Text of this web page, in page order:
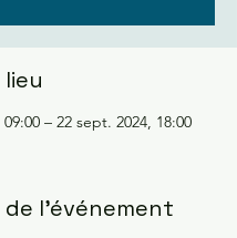
– 22 sept. 2024, 18:00
de l'événement